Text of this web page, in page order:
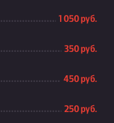
1 050 руб.
350 руб.
450 руб.
250 руб.